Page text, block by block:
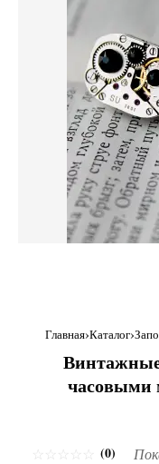
Главная Каталог
часовыми
(0)